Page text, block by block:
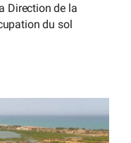
Direction de la
du sol